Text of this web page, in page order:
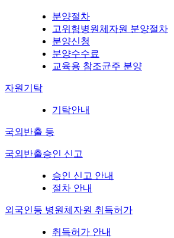
분양절차
고위험병원체자원 분양절차
분양신청
분양수수료
교육용 참조균주 분양
자원기탁
기탁안내
국외반출 등
국외반출승인 신고
승인 신고 안내
절차 안내
외국인등 병원체자원 취득허가
취득허가 안내